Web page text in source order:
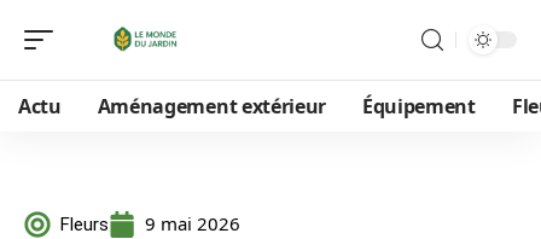
Actu Aménagement extérieur Équipement
Fleurs 9 mai 2026